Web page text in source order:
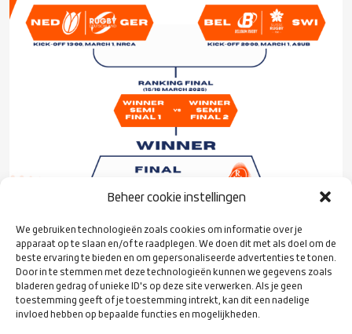
Beheer cookie instellingen
We gebruiken technologieën zoals cookies om informatie over je
apparaat op te slaan en/of te raadplegen. We doen dit met als doel om de
beste ervaring te bieden en om gepersonaliseerde advertenties te tonen.
Door in te stemmen met deze technologieën kunnen we gegevens zoals
bladeren gedrag of unieke ID's op deze site verwerken. Als je geen
toestemming geeft of je toestemming intrekt, kan dit een nadelige
invloed hebben op bepaalde functies en mogelijkheden.
In dit toernooi wordt gespeeld in een poule van 4 teams, waarin
alle teams 1x tegen elkaar spelen. Het team met de meeste
punten kwalificeert zich met het allerlaatste ticket voor
Australië 2027. Het toernooi wordt in november 2025 op
neutraal terrein gehouden. De vier deelnemende team worden als